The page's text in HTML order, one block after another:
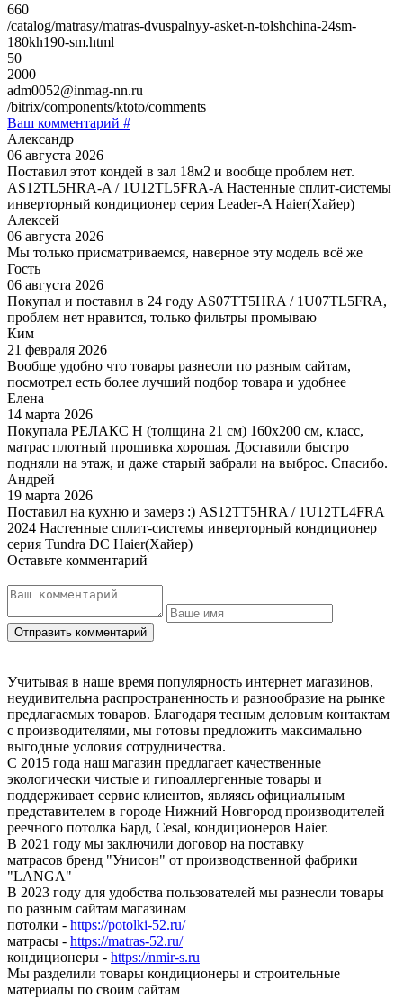
660
/catalog/matrasy/matras-dvuspalnyy-asket-n-tolshchina-24sm-
180kh190-sm.html
50
2000
adm0052@inmag-nn.ru
/bitrix/components/ktoto/comments
Ваш комментарий #
Александр
06 августа 2026
Поставил этот кондей в зал 18м2 и вообще проблем нет.
AS12TL5HRA-A / 1U12TL5FRA-A Настенные сплит-системы
инверторный кондиционер серия Leader-A Haier(Хайер)
Алексей
06 августа 2026
Мы только присматриваемся, наверное эту модель всё же
Гость
06 августа 2026
Покупал и поставил в 24 году AS07TT5HRA / 1U07TL5FRA,
проблем нет нравится, только фильтры промываю
Ким
21 февраля 2026
Вообще удобно что товары разнесли по разным сайтам,
посмотрел есть более лучший подбор товара и удобнее
Елена
14 марта 2026
Покупала РЕЛАКС Н (толщина 21 см) 160х200 см, класс,
матрас плотный прошивка хорошая. Доставили быстро
подняли на этаж, и даже старый забрали на выброс. Спасибо.
Андрей
19 марта 2026
Поставил на кухню и замерз :) AS12TT5HRA / 1U12TL4FRA
2024 Настенные сплит-системы инверторный кондиционер
серия Tundra DC Haier(Хайер)
Оставьте комментарий
Учитывая в наше время популярность интернет магазинов,
неудивительна распространенность и разнообразие на рынке
предлагаемых товаров. Благодаря тесным деловым контактам
с производителями, мы готовы предложить максимально
выгодные условия сотрудничества.
С 2015 года наш магазин предлагает качественные
экологически чистые и гипоаллергенные товары и
поддерживает сервис клиентов, являясь официальным
представителем в городе Нижний Новгород производителей
реечного потолка Бард, Cesal, кондиционеров Haier.
В 2021 году мы заключили договор на поставку
матрасов бренд "Унисон" от производственной фабрики
"LANGA"
В 2023 году для удобства пользователей мы разнесли товары
по разным сайтам магазинам
потолки - https://potolki-52.ru/
матрасы - https://matras-52.ru/
кондиционеры - https://nmir-s.ru
Мы разделили товары кондиционеры и строительные
материалы по своим сайтам